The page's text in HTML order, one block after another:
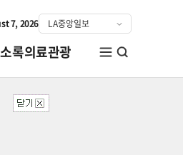
7, 2026
록의료관광